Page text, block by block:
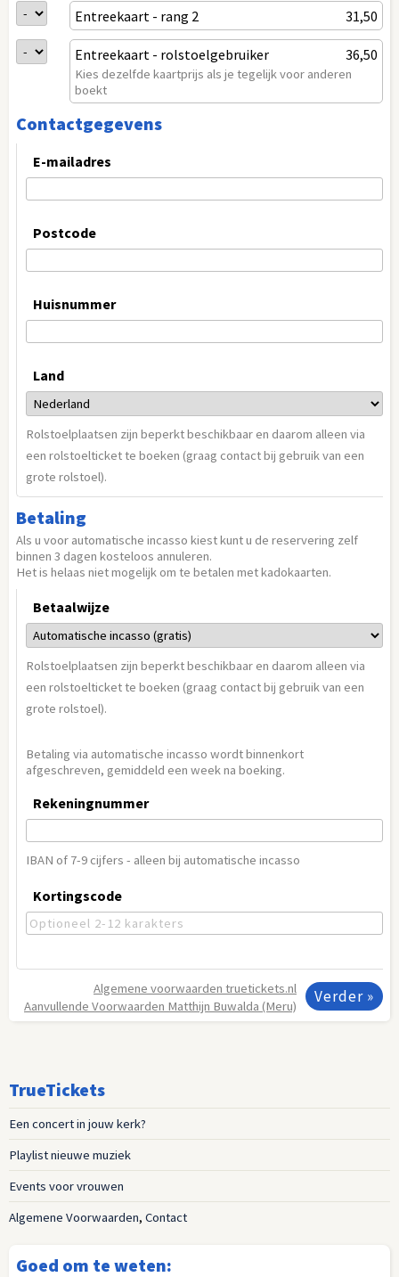
31,50
Entreekaart - rang 2
36,50
Entreekaart - rolstoelgebruiker
Kies dezelfde kaartprijs als je tegelijk voor anderen
boekt
Contactgegevens
E-mailadres
Postcode
Huisnummer
Land
Rolstoelplaatsen zijn beperkt beschikbaar en daarom alleen via
een rolstoelticket te boeken (graag contact bij gebruik van een
grote rolstoel).
Betaling
Als u voor automatische incasso kiest kunt u de reservering zelf
binnen 3 dagen kosteloos annuleren.
Het is helaas niet mogelijk om te betalen met kadokaarten.
Betaalwijze
Rolstoelplaatsen zijn beperkt beschikbaar en daarom alleen via
een rolstoelticket te boeken (graag contact bij gebruik van een
grote rolstoel).
Betaling via automatische incasso wordt binnenkort
afgeschreven, gemiddeld een week na boeking.
Rekeningnummer
IBAN of 7-9 cijfers - alleen bij automatische incasso
Kortingscode
Algemene voorwaarden truetickets.nl
Aanvullende Voorwaarden Matthijn Buwalda (Meru)
TrueTickets
Een concert in jouw kerk?
Playlist nieuwe muziek
Events voor vrouwen
Algemene Voorwaarden, Contact
Goed om te weten: